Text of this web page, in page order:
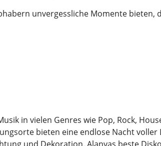
unvergessliche Momente bieten,
in vielen Genres wie Pop, Rock,
bieten eine endlose Nacht